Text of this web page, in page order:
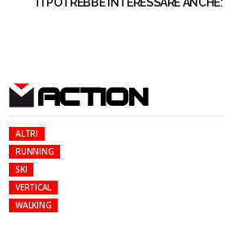
ACTION
ALTRI
RUNNING
SKI
VERTICAL
WALKING